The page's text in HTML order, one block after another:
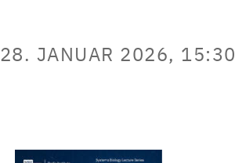
28. JANUAR 2026, 15:30